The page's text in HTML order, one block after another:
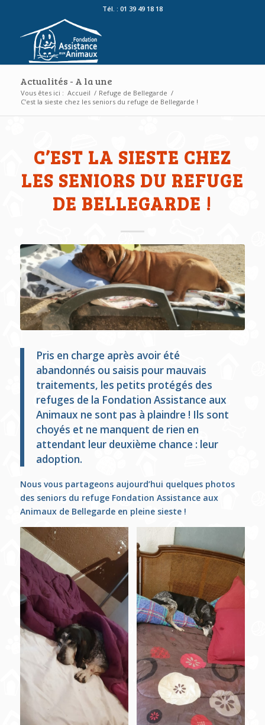
Tél. : 01 39 49 18 18
Actualités - A la une
Vous êtes ici : Accueil / Refuge de Bellegarde /
C’est la sieste chez les seniors du refuge de Bellegarde !
C’EST LA SIESTE CHEZ
LES SENIORS DU REFUGE
DE BELLEGARDE !
Pris en charge après avoir été
abandonnés ou saisis pour mauvais
traitements, les petits protégés des
refuges de la Fondation Assistance aux
Animaux ne sont pas à plaindre ! Ils sont
choyés et ne manquent de rien en
attendant leur deuxième chance : leur
adoption.
Nous vous partageons aujourd’hui quelques photos
des seniors du refuge Fondation Assistance aux
Animaux de Bellegarde en pleine sieste !